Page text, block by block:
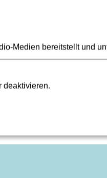
zum Steuerabzug bei
Medien bereitstellt und
deaktivieren.